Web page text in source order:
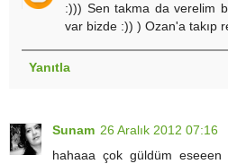
:))) Sen takma da verelim
var bizde :)) ) Ozan'a takıp
Yanıtla
Sunam 26 Aralık 2012 07:16
hahaaa çok güldüm eseeen